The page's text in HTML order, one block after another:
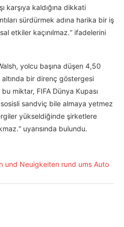
karşıya kaldığına dikkati
sürdürmek adına harika bir iş
etkiler kaçınılmaz.“ ifadelerini
yolcu başına düşen 4,50
altında bir direnç göstergesi
miktar, FIFA Dünya Kupası
sandviç bile almaya yetmez
yükseldiğinde şirketlere
uyarısında bulundu.